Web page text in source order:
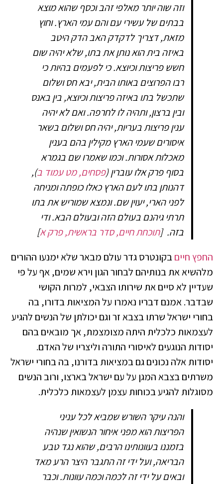
וזה שוה יותר מאלפי זהב וכסף שהוא מוצא
בבתים של עשירי עם והם עמי הארץ. וחוץ
מזאת, דצריך לדקדק האב הדק היטב
באיזה בית הוא נותן את בתו, שלא יהיה שום
חשש פריצות וכיוצא. כי לפעמים בהיות כי
רבו הפרוצים באותו הבית, יבא חס ושלום
שתכשל בתו באיזה פריצות וכיוצא, בין באנס
ובין ברצון, ותהיה לו לחרפה. ואם לא יהיה
ענין פריצות בעריות, יהיה חס ושלום בשאר
איסורים שעמי הארץ מקילין בהם בענין
מאכלות אסורות. וכמו שאמרו שם בגמרא
בסוף פרק אלו עוברין (פסחים, מט עמוד ב),
דהנותן בתו לעם הארץ כאלו כופתה ומניחה
לפני הארי, יעוין שם. ונמצא שמוריש את בתו
תרתי גיהנם בעולם הזה ובעולם הבא. ודי
בזה. [תוכחת חיים, סדר בראשית, פרק א]
החפץ חייםבקונטרס גדר עולם מבאר שלא ימנעו ההורים
מלהשיא את בנותיהם לבחור הגון וירא שמים, אף על פי
שעדיין לא סיים את שירותו הצבאי, למרות הקושי
שבדבר. אמנם דבריו נאמרו על המציאות בדורו, בה
בחורי ישראל שרתו בצבא זר וגם יכולתן של הנשים להגיע
לעצמאות כלכלית היתה מצומצמת, אך מובאים בהם
יסודות הנוגעים לאיסורי התורה וליצריו של האדם.
יסודות אלה נכונים גם במציאות בדורנו, בה בחורי ישראל
משרתים בצבא המגן על עם ישראל בארצו, ורוב הנשים
מסוגלות להגיע בכוחות עצמן לעצמאות כלכלית.
והנה עיקר השורש שמביא לכל עניני
הפריצות הוא מפני איחור הנשואין שנהיה
בזמננו בעוונותינו הרבים, שהוא נגד טבע
הבריאה, ועל ידי זה התגבר היצר הרע מאד
ובאים על ידי זה לכמה וכמה עוונות. וכבר